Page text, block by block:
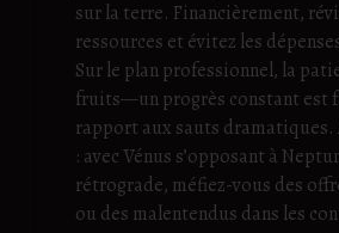
sur la terre. Financièrement,
ressources et évitez les
Sur le plan professionnel, la
fruits—un progrès constant est
rapport aux sauts dramatiques.
: avec Vénus s’opposant à
rétrograde, méfiez-vous des
ou des malentendus dans les